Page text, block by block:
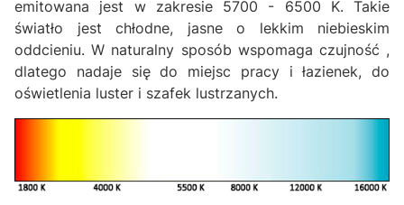
emitowana jest w zakresie 5700 - 6500 K. Takie
światło jest chłodne, jasne o lekkim niebieskim
oddcieniu. W naturalny sposób wspomaga czujność ,
dlatego nadaje się do miejsc pracy i łazienek, do
oświetlenia luster i szafek lustrzanych.